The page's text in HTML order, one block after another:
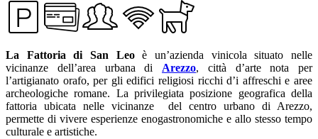
La Fattoria di San Leoè un’azienda vinicola situato nelle
vicinanze dell’area urbana di Arezzo, città d’arte nota per
l’artigianato orafo, per gli edifici religiosi ricchi d’i affreschi e aree
archeologiche romane. La privilegiata posizione geografica della
fattoria ubicata nelle vicinanze del centro urbano di Arezzo,
permette di vivere esperienze enogastronomiche e allo stesso tempo
culturale e artistiche.